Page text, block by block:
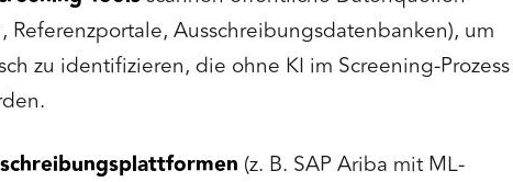
Referenzportale, Ausschreibungsdatenbanken), um
zu identifizieren, die ohne KI im Screening-Prozess
(z. B. SAP Ariba mit ML-